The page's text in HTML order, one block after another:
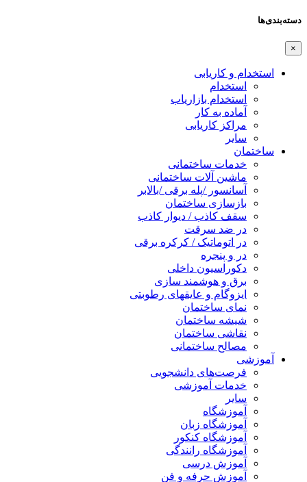
دسته‌بندی‌ها
×
استخدام و کاریابی
استخدام
استخدام بازاریاب
آماده به کار
مراکز کاریابی
سایر
ساختمان
خدمات ساختمانی
ماشین آلات ساختمانی
آسانسور /پله برقی /بالابر
بازسازی ساختمان
سقف کاذب / دیوار کاذب
در ضد سرقت
در اتوماتیک / کرکره برقی
در و پنجره
دکوراسیون داخلی
برق و هوشمند سازی
ایزوگام و عایقهای رطوبتی
نمای ساختمان
شیشه ساختمان
نقاشی ساختمان
مصالح ساختمانی
آموزشی
فرصت‌های دانشجویی
خدمات آموزشی
سایر
آموزشگاه
آموزشگاه زبان
آموزشگاه کنکور
آموزشگاه رانندگی
آموزش درسی
آموزش حرفه و فن